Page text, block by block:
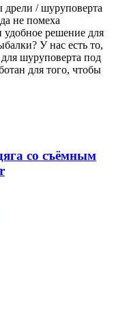
/ шуруповерта
не помеха
решение для
У нас есть то,
шуруповерта под
для того, чтобы
со съёмным